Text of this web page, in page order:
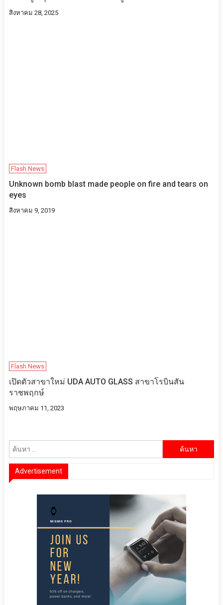
สิงหาคม 28, 2025
Flash News
Unknown bomb blast made people on fire and tears on
eyes
สิงหาคม 9, 2019
Flash News
เปิดตัวสาขาใหม่ UDA​ AUTO​ GLASS สาขาโรบินสัน​
ราชพฤกษ์
พฤษภาคม 11, 2023
Advertisement